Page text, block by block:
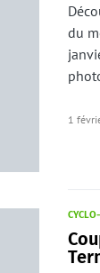
du
1